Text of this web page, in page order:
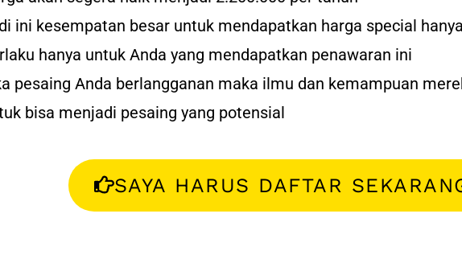
—
arah yang lebih baikdanpositif dipandu olehnarasumberyang
—
apa yang pernah saya
—